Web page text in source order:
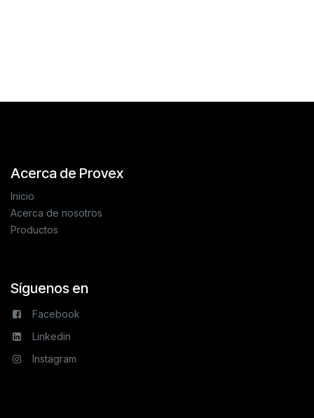
Acerca de Provex
Inicio
Acerca de nosotros
Productos
Síguenos en
Facebook
Linkedin
Instagram